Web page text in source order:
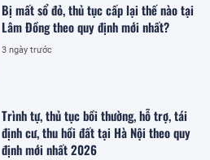
Bị mất sổ đỏ, thủ tục cấp lại thế nào tại
Lâm Đồng theo quy định mới nhất?
3 ngày trước
Trình tự, thủ tục bồi thường, hỗ trợ, tái
định cư, thu hồi đất tại Hà Nội theo quy
định mới nhất 2026